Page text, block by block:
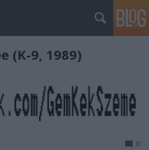
(K-9, 1989)
0